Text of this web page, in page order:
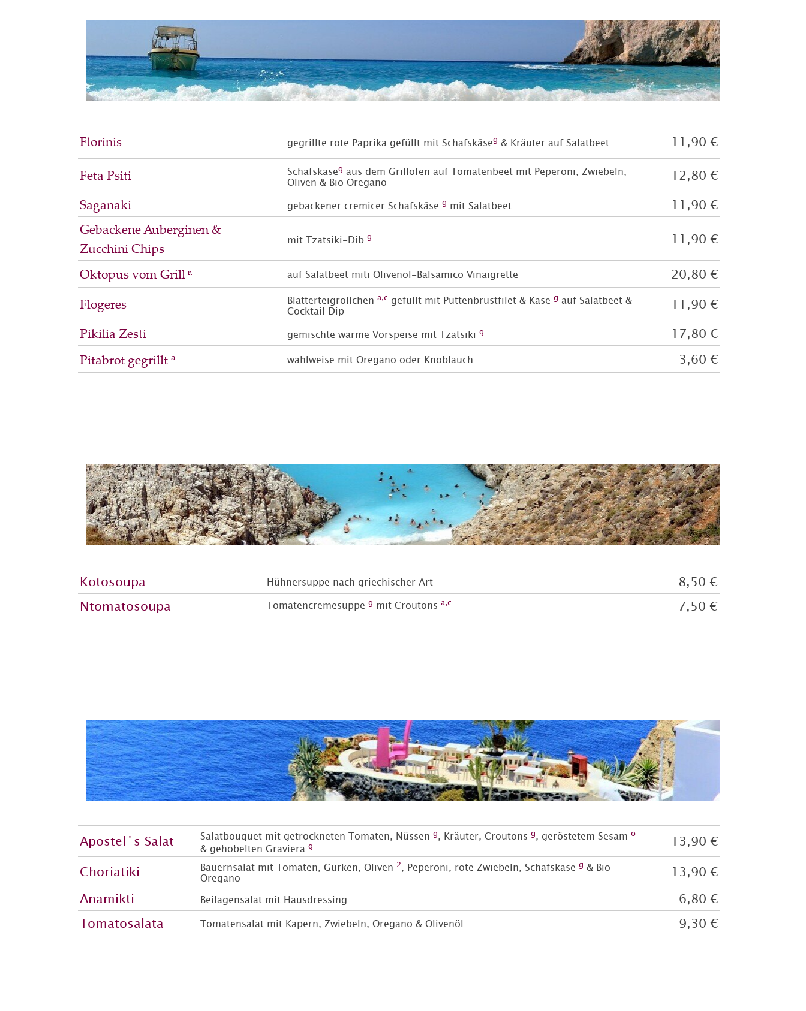
Florinis gegrillte rote Paprika gefüllt mit Schafskäseg & Kräuter auf Salatbeet 11,90 €
Feta Psiti Schafskäseg aus dem Grillofen auf Tomatenbeet mit Peperoni, Zwiebeln,
Oliven & Bio Oregano
12,80 €
Saganaki gebackener cremicer Schafskäseg mit Salatbeet 11,90 €
Gebackene Auberginen &
Zucchini Chips
mit Tzatsiki-Dibg 11,90 €
Oktopus vom Grill n auf Salatbeet miti Olivenöl-Balsamico Vinaigrette 20,80 €
Flogeres Blätterteigröllchena,cgefüllt mit Puttenbrustfilet & Käseg auf Salatbeet &
Cocktail Dip
11,90 €
Pikilia Zesti gemischte warme Vorspeise mit Tzatsikig 17,80 €
Pitabrot gegrillta wahlweise mit Oregano oder Knoblauch 3,60 €
Kotosoupa Hühnersuppe nach griechischer Art
8,50 €
Ntomatosoupa
Tomatencremesuppeg mit Croutonsa,c 7,50 €
Apostel΄s Salat Salatbouquet mit getrockneten Tomaten, Nüsseng, Kräuter, Croutonsg, geröstetem Sesamo
& gehobelten Gravierag 13,90 €
Choriatiki Bauernsalat mit Tomaten, Gurken, Oliven2, Peperoni, rote Zwiebeln, Schafskäseg & Bio
Oregano
13,90 €
Anamikti
Beilagensalat mit Hausdressing
6,80 €
Tomatosalata
Tomatensalat mit Kapern, Zwiebeln, Oregano & Olivenöl 9,30 €